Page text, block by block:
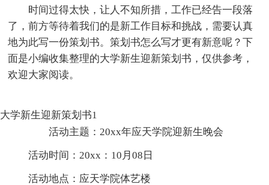
时间过得太快，让人不知所措，工作已经告一段落
了，前方等待着我们的是新工作目标和挑战，需要认真
地为此写一份策划书。策划书怎么写才更有新意呢？下
面是小编收集整理的大学新生迎新策划书，仅供参考，
欢迎大家阅读。
大学新生迎新策划书1
活动主题：20xx年应天学院迎新生晚会
活动时间：20xx：10月08日
活动地点：应天学院体艺楼